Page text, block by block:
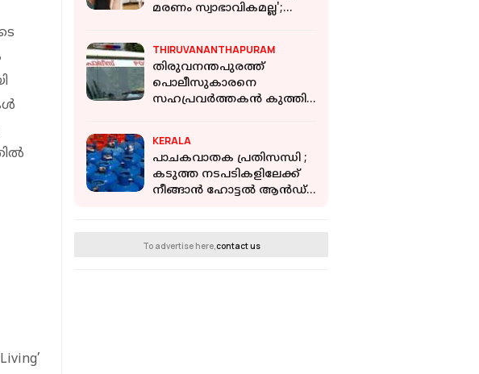
മരണം സ്വാഭാവികമല്ല';
THIRUVANANTHAPURAM
തിരുവനന്തപുരത്ത്
പൊലീസുകാരനെ
സഹപ്രവ‍ർത്തകൻ കുത്തി
KERALA
പാചകവാതക പ്രതിസന്ധി ;
കടുത്ത നടപടികളിലേക്ക്
നീങ്ങാൻ ഹോട്ടൽ ആൻഡ്
To advertise here, contact us